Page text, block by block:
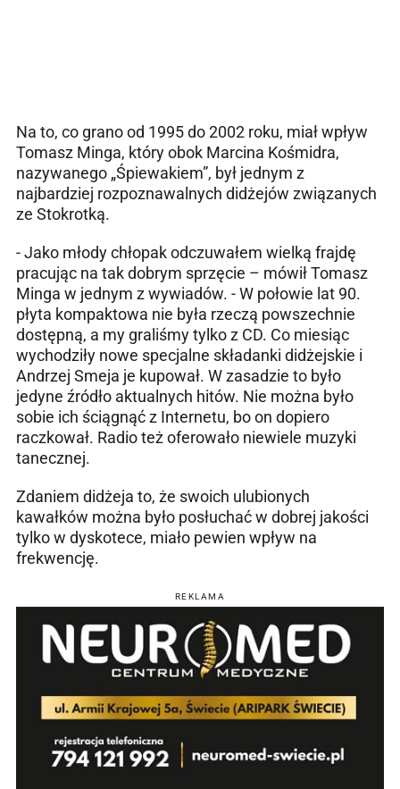
Na to, co grano od 1995 do 2002 roku, miał wpływ
Tomasz Minga, który obok Marcina Kośmidra,
nazywanego „Śpiewakiem”, był jednym z
najbardziej rozpoznawalnych didżejów związanych
ze Stokrotką.
- Jako młody chłopak odczuwałem wielką frajdę
pracując na tak dobrym sprzęcie – mówił Tomasz
Minga w jednym z wywiadów. - W połowie lat 90.
płyta kompaktowa nie była rzeczą powszechnie
dostępną, a my graliśmy tylko z CD. Co miesiąc
wychodziły nowe specjalne składanki didżejskie i
Andrzej Smeja je kupował. W zasadzie to było
jedyne źródło aktualnych hitów. Nie można było
sobie ich ściągnąć z Internetu, bo on dopiero
raczkował. Radio też oferowało niewiele muzyki
tanecznej.
Zdaniem didżeja to, że swoich ulubionych
kawałków można było posłuchać w dobrej jakości
tylko w dyskotece, miało pewien wpływ na
frekwencję.
REKLAMA